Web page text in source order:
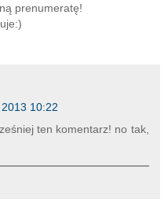
prenumeratę!
10:22
ten komentarz! no tak,